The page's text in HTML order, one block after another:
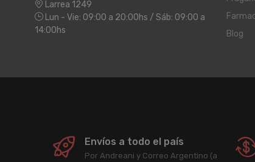
Larrea 1249
Lun - Vie: 09:00 a 20:00hs / Sáb: 09:00 a
14:00hs
Blog
Envíos a todo el país
Por Andreani y Correo Argentino (a